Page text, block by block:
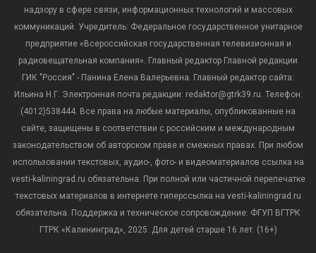
надзору в сфере связи, информационных технологий и массовых
коммуникаций. Учредитель: Федеральное государственное унитарное
предприятие «Всероссийская государственная телевизионная и
радиовещательная компания». Главный редактор Главной редакции
ГИК "Россия" - Панина Елена Валерьевна. Главный редактор сайта:
Ильина Н.Г. Электронная почта редакции: redaktor@gtrk39.ru. Телефон:
(4012)538444. Все права на любые материалы, опубликованные на
сайте, защищены в соответствии с российским и международным
законодательством об авторском праве и смежных правах. При любом
использовании текстовых, аудио-, фото- и видеоматериалов ссылка на
vesti-kaliningrad.ru обязательна. При полной или частичной перепечатке
текстовых материалов в интернете гиперссылка на vesti-kaliningrad.ru
обязательна. Поддержка и техническое сопровождение: ФГУП ВГТРК
ГТРК «Калининград», 2025. Для детей старше 16 лет. (16+)